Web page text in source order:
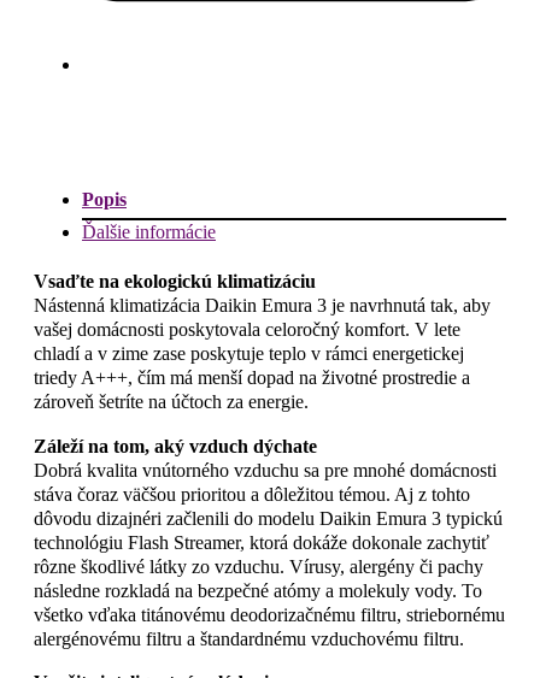
Popis
Ďalšie informácie
Vsaďte na ekologickú klimatizáciu
Nástenná klimatizácia Daikin Emura 3 je navrhnutá tak, aby
vašej domácnosti poskytovala celoročný komfort. V lete
chladí a v zime zase poskytuje teplo v rámci energetickej
triedy A+++, čím má menší dopad na životné prostredie a
zároveň šetríte na účtoch za energie.
Záleží na tom, aký vzduch dýchate
Dobrá kvalita vnútorného vzduchu sa pre mnohé domácnosti
stáva čoraz väčšou prioritou a dôležitou témou. Aj z tohto
dôvodu dizajnéri začlenili do modelu Daikin Emura 3 typickú
technológiu Flash Streamer, ktorá dokáže dokonale zachytiť
rôzne škodlivé látky zo vzduchu. Vírusy, alergény či pachy
následne rozkladá na bezpečné atómy a molekuly vody. To
všetko vďaka titánovému deodorizačnému filtru, striebornému
alergénovému filtru a štandardnému vzduchovému filtru.